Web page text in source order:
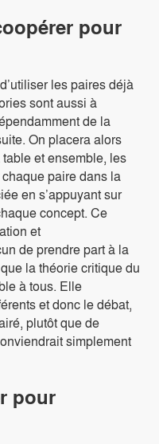
pour
les paires déjà
sont aussi à
de la
On placera alors
et ensemble, les
paire dans la
en s’appuyant sur
concept. Ce
et
de prendre part à la
la théorie critique du
à tous. Elle
et donc le débat,
plutôt que de
simplement
pour